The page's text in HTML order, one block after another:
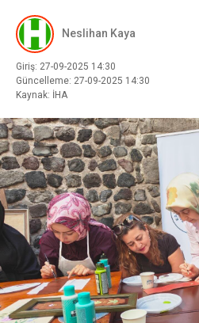
Neslihan Kaya
Giriş: 27-09-2025 14:30
Güncelleme: 27-09-2025 14:30
Kaynak: İHA